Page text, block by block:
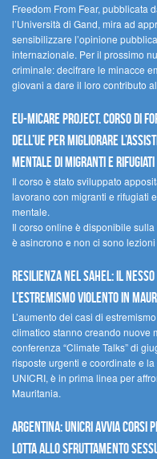
Freedom From Fear, pubblicata
l’Università di Gand, mira ad
sensibilizzare l’opinione
internazionale. Per il prossimo
criminale: decifrare le minacce
giovani a dare il loro contributo
EU-MiCare Project. Corso di
dell’UE per migliorare
mentale di migranti e rifugiati
Il corso è stato sviluppato
lavorano con migranti e rifugiati
mentale.
Il corso online è disponibile
è asincrono e non ci sono lezioni
Resilienza nel Sahel: il
l’estremismo violento in
L’aumento dei casi di
climatico stanno creando nuove
conferenza “Climate Talks” di
risposte urgenti e coordinate e
UNICRI, è in prima linea per
Mauritania.
Argentina: UNICRI avvia
lotta allo sfruttamento